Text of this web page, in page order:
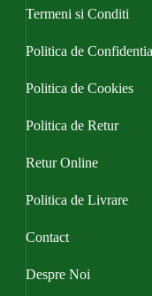
Termeni si Conditi
Politica de
Politica de Cookies
Politica de Retur
Retur Online
Politica de Livrare
Contact
Despre Noi